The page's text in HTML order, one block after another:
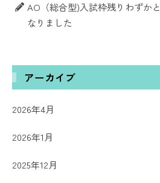
AO（総合型)入試枠残りわずかと
なりました
アーカイブ
2026年4月
2026年1月
2025年12月